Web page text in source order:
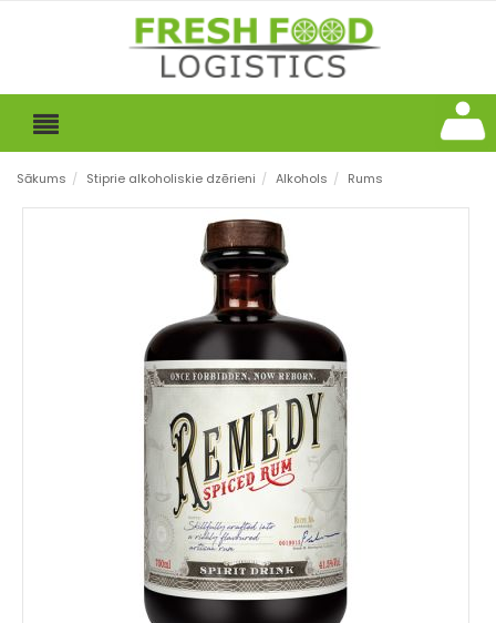
Sākums / Stiprie alkoholiskie dzērieni / Alkohols / Rums